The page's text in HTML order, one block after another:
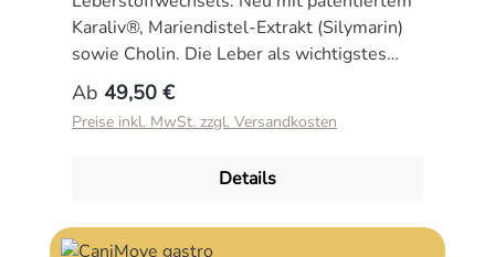
Karaliv®, Mariendistel-Extrakt (Silymarin)
sowie Cholin. Die Leber als wichtigstes
Entgiftungsorgan des Körpers von Hunden
und Katzen wird an jedem Tag mit vielen
Toxinen konfrontiert. Eine gezielte
("Entgiftung“) kann den Stoffwechsel dieses
CaniMove hepar enthält den innovativen
Regulärer Preis:
Ab 49,50 €
Preise inkl. MwSt. zzgl. Versandkosten
Details